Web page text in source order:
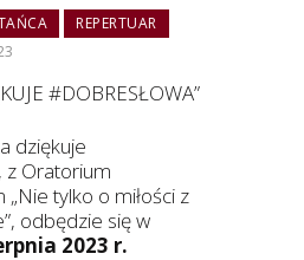
REPERTUAR
#DOBRESŁOWA”
dziękuje
z Oratorium
„Nie tylko o miłości z
odbędzie się w
2023 r.